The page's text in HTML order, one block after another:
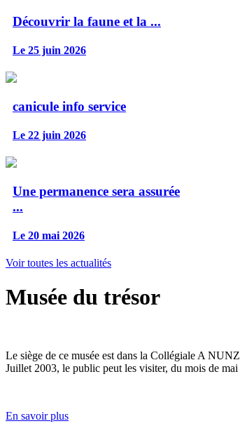
Découvrir la faune et la ...
Le 25 juin 2026
canicule info service
Le 22 juin 2026
Une permanence sera assurée
...
Le 20 mai 2026
Voir toutes les actualités
Musée du trésor
Le siège de ce musée est dans la Collégiale A
Juillet 2003, le public peut les visiter, du mois de mai
En savoir plus